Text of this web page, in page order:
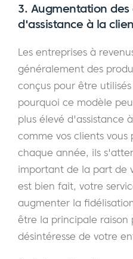
3. Augmentation
d'assistance à la
Les entreprises à
généralement des
conçus pour être
pourquoi ce modèle
plus élevé d'assistance
comme vos clients
chaque année, ils
important de la part de
est bien fait, votre
augmenter la
être la principale raison
désintéresse de votre